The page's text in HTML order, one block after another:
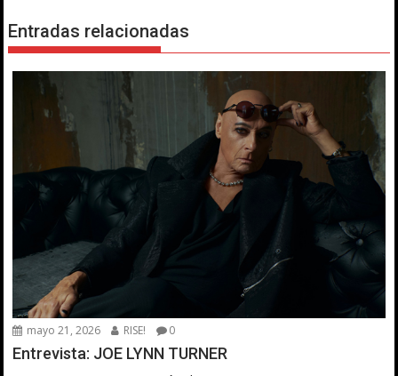
Entradas relacionadas
mayo 21, 2026 RISE! 0
Entrevista: JOE LYNN TURNER